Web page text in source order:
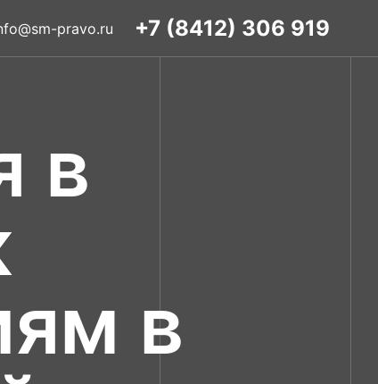
pravo.ru +7 (8412) 306 919
в
в